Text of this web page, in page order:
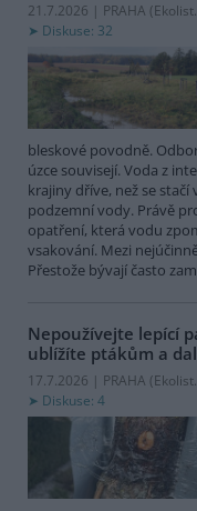
21.7.2026 | PRAHA (
Diskuse: 32
bleskové povodně.
úzce souvisejí. Voda z
krajiny dříve, než se
podzemní vody. Právě
opatření, která vodu
vsakování. Mezi
Přestože bývají často
Nepoužívejte lepící
ublížíte ptákům a
17.7.2026 | PRAHA (
Diskuse: 4